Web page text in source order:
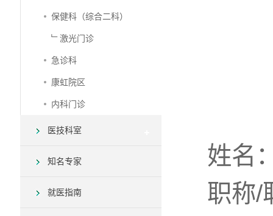
保健科（综合二科）
﹂激光门诊
急诊科
康虹院区
内科门诊
医技科室
知名专家
就医指南
姓名
职称/